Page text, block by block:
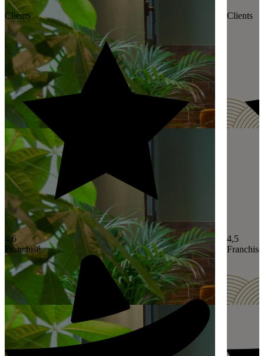
Clients
4,6
Franchisé
Clients
4,5
Franchisé